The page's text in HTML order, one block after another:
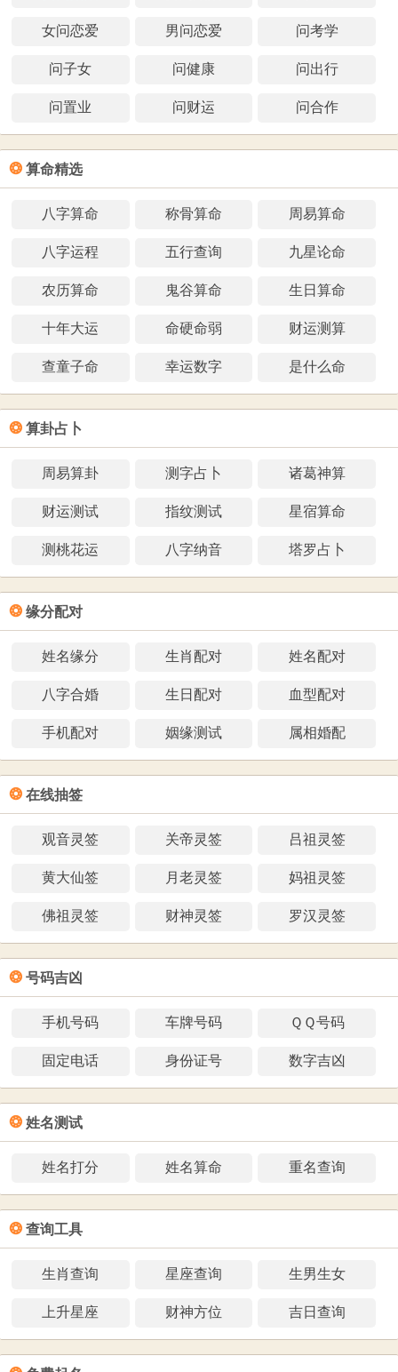
女问恋爱 男问恋爱 问考学
问子女 问健康 问出行
问置业 问财运 问合作
❂ 算命精选
八字算命 称骨算命 周易算命
八字运程 五行查询 九星论命
农历算命 鬼谷算命 生日算命
十年大运 命硬命弱 财运测算
查童子命 幸运数字 是什么命
❂ 算卦占卜
周易算卦 测字占卜 诸葛神算
财运测试 指纹测试 星宿算命
测桃花运 八字纳音 塔罗占卜
❂ 缘分配对
姓名缘分 生肖配对 姓名配对
八字合婚 生日配对 血型配对
手机配对 姻缘测试 属相婚配
❂ 在线抽签
观音灵签 关帝灵签 吕祖灵签
黄大仙签 月老灵签 妈祖灵签
佛祖灵签 财神灵签 罗汉灵签
❂ 号码吉凶
手机号码 车牌号码 ＱＱ号码
固定电话 身份证号 数字吉凶
❂ 姓名测试
姓名打分 姓名算命 重名查询
❂ 查询工具
生肖查询 星座查询 生男生女
上升星座 财神方位 吉日查询